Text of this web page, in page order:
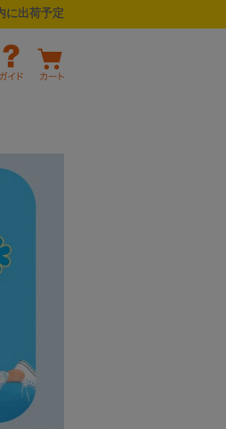
に出荷予定